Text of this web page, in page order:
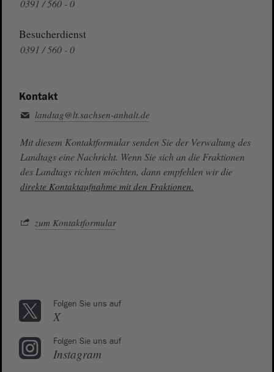
0391 / 560 - 0
Besucherdienst
0391 / 560 - 0
Kontakt
landtag@lt.sachsen-anhalt.de
Mit diesem Kontaktformular senden Sie der Verwaltung des
Landtags eine Nachricht. Wenn Sie sich an die Fraktionen
des Landtags richten möchten, dann empfehlen wir die
direkte Kontaktaufnahme mit den Fraktionen.
zum Kontaktformular
Folgen Sie uns auf
X
Folgen Sie uns auf
Instagram